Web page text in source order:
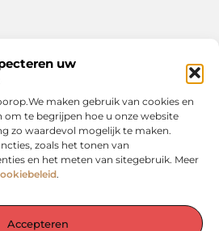
uw
maken gebruik van cookies en
te begrijpen hoe u onze website
zo waardevol mogelijk te maken.
zoals het tonen van
en het meten van sitegebruik. Meer
.
Accepteren